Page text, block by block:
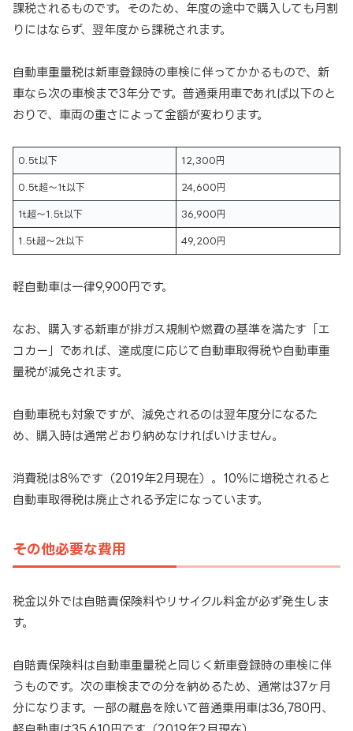
課税されるものです。そのため、年度の途中で購入しても月割
りにはならず、翌年度から課税されます。
自動車重量税は新車登録時の車検に伴ってかかるもので、新
車なら次の車検まで3年分です。普通乗用車であれば以下のと
おりで、車両の重さによって金額が変わります。
0.5t以下 12,300円
0.5t超～1t以下 24,600円
1t超～1.5t以下 36,900円
1.5t超～2t以下 49,200円
軽自動車は一律9,900円です。
なお、購入する新車が排ガス規制や燃費の基準を満たす「エ
コカー」であれば、達成度に応じて自動車取得税や自動車重
量税が減免されます。
自動車税も対象ですが、減免されるのは翌年度分になるた
め、購入時は通常どおり納めなければいけません。
消費税は8％です（2019年2月現在）。10％に増税されると
自動車取得税は廃止される予定になっています。
その他必要な費用
税金以外では自賠責保険料やリサイクル料金が必ず発生しま
す。
自賠責保険料は自動車重量税と同じく新車登録時の車検に伴
うものです。次の車検までの分を納めるため、通常は37ヶ月
分になります。一部の離島を除いて普通乗用車は36,780円、